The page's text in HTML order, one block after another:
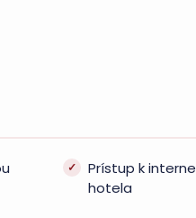
Prístup k
hotela